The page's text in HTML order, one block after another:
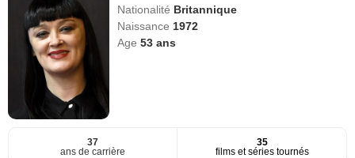
Nationalité Britannique
Naissance 1972
Age53 ans
37
ans de carrière
35
films et séries tournés